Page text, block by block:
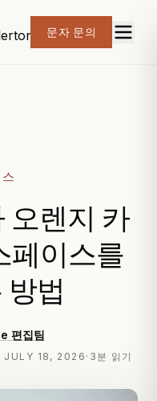
문자 문의
오렌지 카
페이스를
법
편집팀
JULY 18, 2026 · 3분 읽기